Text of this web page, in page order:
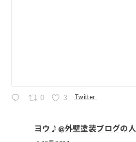
0 3 Twitter
ヨウ♪@外壁塗装ブログの人